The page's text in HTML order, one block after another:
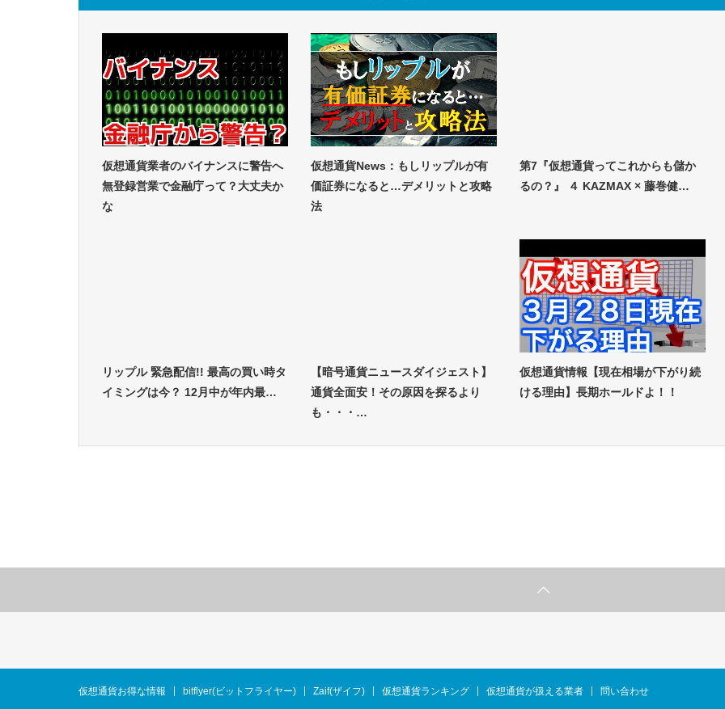
仮想通貨業者のバイナンスに警告へ
無登録営業で金融庁って？大丈夫か
な
仮想通貨News：もしリップルが有
価証券になると…デメリットと攻略
法
第7『仮想通貨ってこれからも儲か
るの？』 ４ KAZMAX × 藤巻健…
リップル 緊急配信!! 最高の買い時タ
イミングは今？ 12月中が年内最…
【暗号通貨ニュースダイジェスト】
通貨全面安！その原因を探るより
も・・・…
仮想通貨情報【現在相場が下がり続
ける理由】長期ホールドよ！！
仮想通貨お得な情報 bitflyer(ビットフライヤー) Zaif(ザイフ) 仮想通貨ランキング 仮想通貨が扱える業者 問い合わせ